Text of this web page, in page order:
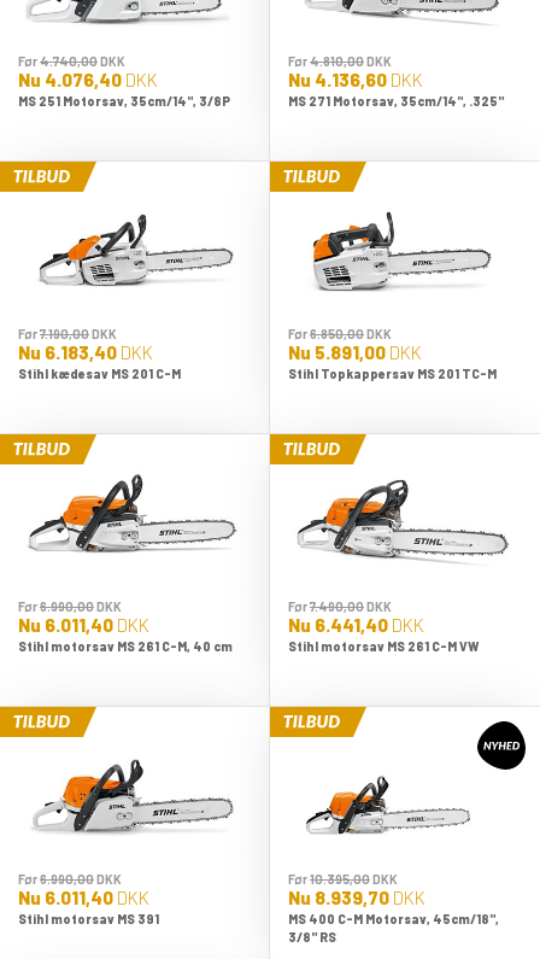
Før4.740,00DKK
Nu 4.076,40 DKK
MS 251 Motorsav, 35cm/14", 3/8P
Før4.810,00DKK
Nu 4.136,60 DKK
MS 271 Motorsav, 35cm/14", .325"
Før7.190,00DKK
Nu 6.183,40 DKK
Stihl kædesav MS 201 C-M
Før6.850,00DKK
Nu 5.891,00 DKK
Stihl Topkappersav MS 201 TC-M
Før6.990,00DKK
Nu 6.011,40 DKK
Stihl motorsav MS 261 C-M, 40 cm
Før7.490,00DKK
Nu 6.441,40 DKK
Stihl motorsav MS 261 C-M VW
Før6.990,00DKK
Nu 6.011,40 DKK
Stihl motorsav MS 391
Før10.395,00DKK
Nu 8.939,70 DKK
MS 400 C-M Motorsav, 45cm/18",
3/8" RS